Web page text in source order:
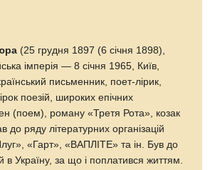
(25 грудня 1897 (6 січня 1898),
імперія — 8 січня 1965, Київ,
письменник, поет-лірик,
поезій, широких епічних
(поем), роману «Третя Рота», козак
до ряду літературних організацій
«Гарт», «ВАПЛІТЕ» та ін. Був до
в Україну, за що і поплатився життям.